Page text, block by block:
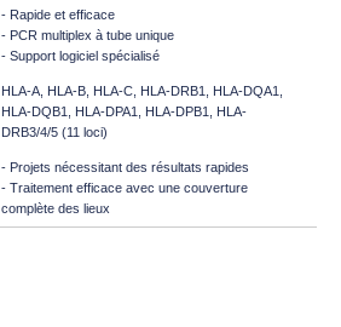
- Rapide et efficace
- PCR multiplex à tube unique
- Support logiciel spécialisé
HLA-A, HLA-B, HLA-C, HLA-DRB1, HLA-DQA1,
HLA-DQB1, HLA-DPA1, HLA-DPB1, HLA-
DRB3/4/5 (11 loci)
- Projets nécessitant des résultats rapides
- Traitement efficace avec une couverture
complète des lieux